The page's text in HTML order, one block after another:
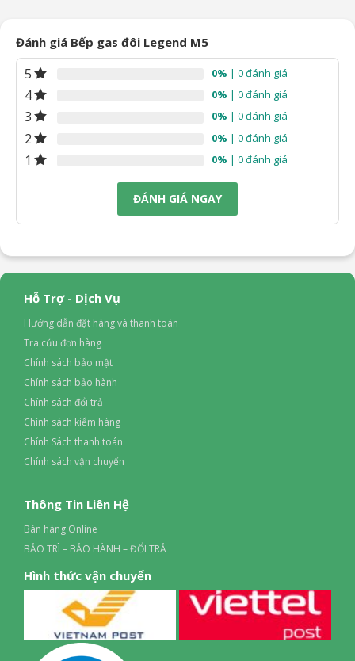
Đánh giá Bếp gas đôi Legend M5
5 0% | 0 đánh giá
4 0% | 0 đánh giá
3 0% | 0 đánh giá
2 0% | 0 đánh giá
1 0% | 0 đánh giá
ĐÁNH GIÁ NGAY
Hỗ Trợ - Dịch Vụ
Hướng dẫn đặt hàng và thanh toán
Tra cứu đơn hàng
Chính sách bảo mật
Chính sách bảo hành
Chính sách đổi trả
Chính sách kiểm hàng
Chính Sách thanh toán
Chính sách vận chuyển
Thông Tin Liên Hệ
Bán hàng Online
BẢO TRÌ – BẢO HÀNH – ĐỔI TRẢ
Hình thức vận chuyển